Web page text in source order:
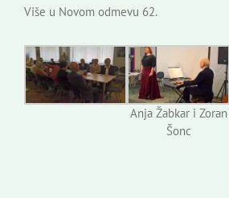
Više u Novom odmevu 62.
Anja Žabkar i Zoran
Šonc